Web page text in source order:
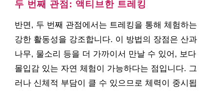
두 번째 관점: 액티브한 트레킹
반면, 두 번째 관점에서는 트레킹을 통해 체험하는
강한 활동성을 강조합니다. 이 방법의 장점은 산과
나무, 물소리 등을 더 가까이서 만날 수 있어, 보다
몰입감 있는 자연 체험이 가능하다는 점입니다. 그
러나 신체적 부담이 클 수 있으므로 체력이 중시됩